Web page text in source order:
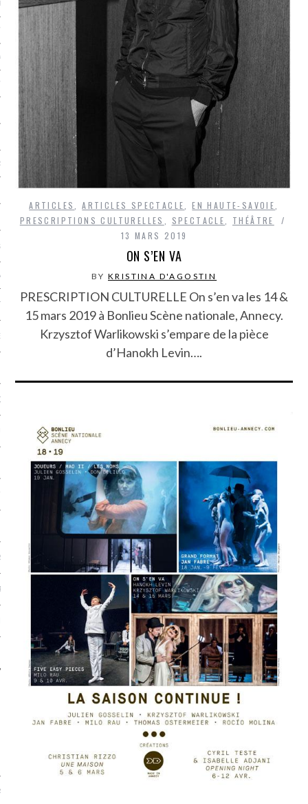
BONHEUR
GUERRE
EN VOD
CARAVELLE
ARTICLES ,ARTICLES SPECTACLE ,EN HAUTE-SAVOIE
PRESCRIPTIONS CULTURELLES
SPECTACLE
THÉÂTRE
13 MARS 2019
ON S’EN VA
BY KRISTINA D'AGOSTIN
PRESCRIPTION CULTURELLE On s’en va les 14 &
15 mars 2019 à Bonlieu Scène nationale, Annecy.
Krzysztof Warlikowski s’empare de la pièce
d’Hanokh Levin….